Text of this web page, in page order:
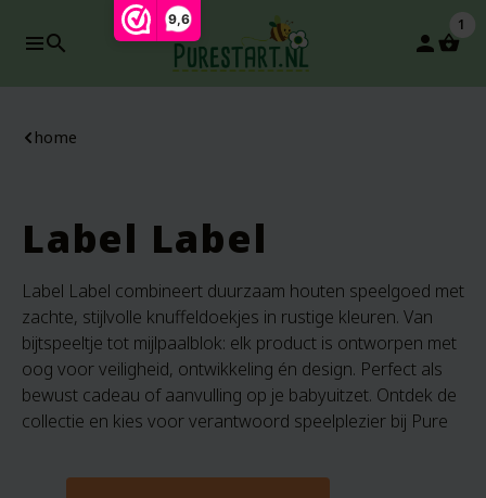
9,6
search person
1
home
Label Label
Label Label combineert duurzaam houten speelgoed met
zachte, stijlvolle knuffeldoekjes in rustige kleuren. Van
bijtspeeltje tot mijlpaalblok: elk product is ontworpen met
oog voor veiligheid, ontwikkeling én design. Perfect als
bewust cadeau of aanvulling op je babyuitzet. Ontdek de
collectie en kies voor verantwoord speelplezier bij Pure